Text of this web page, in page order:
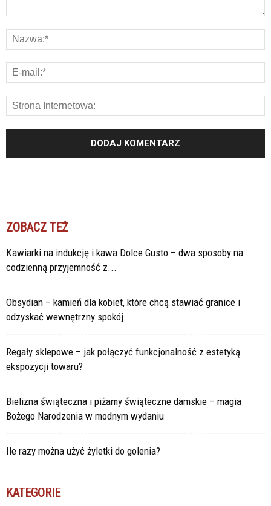
ZOBACZ TEŻ
Kawiarki na indukcję i kawa Dolce Gusto – dwa sposoby na
codzienną przyjemność z...
Obsydian – kamień dla kobiet, które chcą stawiać granice i
odzyskać wewnętrzny spokój
Regały sklepowe – jak połączyć funkcjonalność z estetyką
ekspozycji towaru?
Bielizna świąteczna i piżamy świąteczne damskie – magia
Bożego Narodzenia w modnym wydaniu
Ile razy można użyć żyletki do golenia?
KATEGORIE